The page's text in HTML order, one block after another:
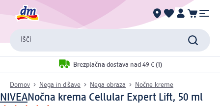
Išči
Brezplačna dostava nad 49 € (1)
Domov Nega in dišave Nega obraza Nočne kreme
NIVEANočna krema Cellular Expert Lift, 50 ml